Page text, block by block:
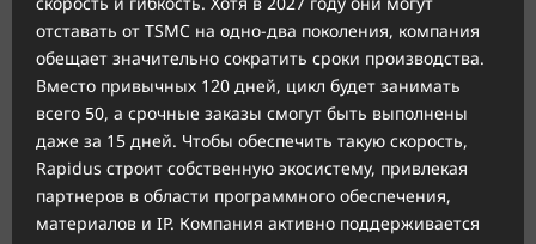
отставать от TSMC на одно-два поколения, компания
обещает значительно сократить сроки производства.
Вместо привычных 120 дней, цикл будет занимать
всего 50, а срочные заказы смогут быть выполнены
даже за 15 дней. Чтобы обеспечить такую скорость,
Rapidus строит собственную экосистему, привлекая
партнеров в области программного обеспечения,
материалов и IP. Компания активно поддерживается